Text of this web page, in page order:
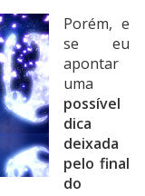
Porém, e
se eu
apontar
uma
possível
dica
deixada
pelo final
do